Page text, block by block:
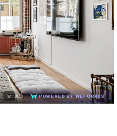
× AD POWERED BY WEFORADS